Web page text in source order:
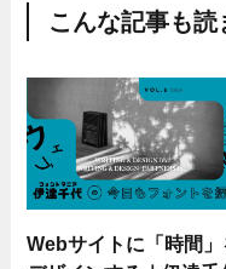
こんな記事も
Webサイトに「時間」